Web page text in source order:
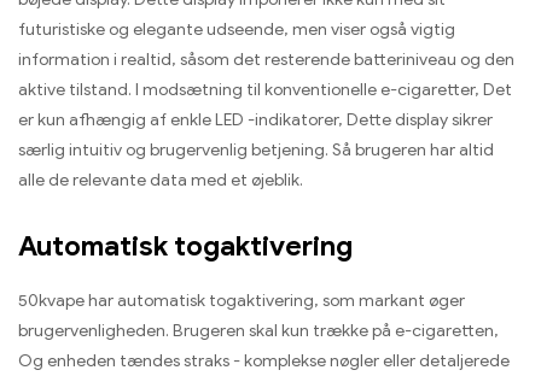
futuristiske og elegante udseende, men viser også vigtig
information i realtid, såsom det resterende batteriniveau og den
aktive tilstand. I modsætning til konventionelle e-cigaretter, Det
er kun afhængig af enkle LED -indikatorer, Dette display sikrer
særlig intuitiv og brugervenlig betjening. Så brugeren har altid
alle de relevante data med et øjeblik.
Automatisk togaktivering
50kvape har automatisk togaktivering, som markant øger
brugervenligheden. Brugeren skal kun trække på e-cigaretten,
Og enheden tændes straks - komplekse nøgler eller detaljerede